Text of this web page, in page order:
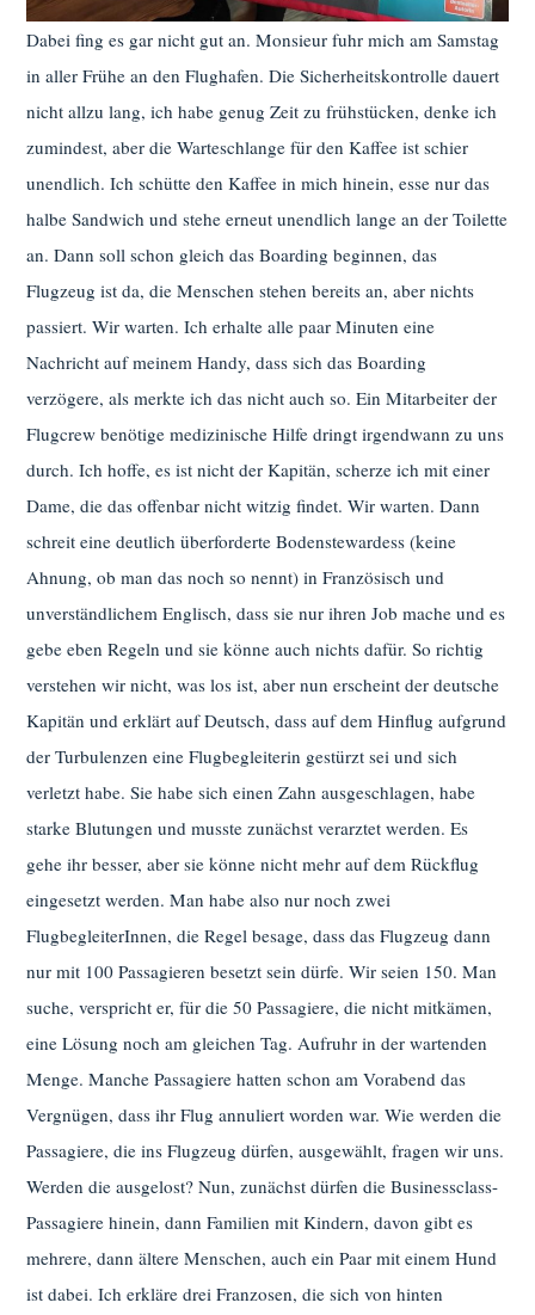
Dabei fing es gar nicht gut an. Monsieur fuhr mich am Samstag
in aller Frühe an den Flughafen. Die Sicherheitskontrolle dauert
nicht allzu lang, ich habe genug Zeit zu frühstücken, denke ich
zumindest, aber die Warteschlange für den Kaffee ist schier
unendlich. Ich schütte den Kaffee in mich hinein, esse nur das
halbe Sandwich und stehe erneut unendlich lange an der Toilette
an. Dann soll schon gleich das Boarding beginnen, das
Flugzeug ist da, die Menschen stehen bereits an, aber nichts
passiert. Wir warten. Ich erhalte alle paar Minuten eine
Nachricht auf meinem Handy, dass sich das Boarding
verzögere, als merkte ich das nicht auch so. Ein Mitarbeiter der
Flugcrew benötige medizinische Hilfe dringt irgendwann zu uns
durch. Ich hoffe, es ist nicht der Kapitän, scherze ich mit einer
Dame, die das offenbar nicht witzig findet. Wir warten. Dann
schreit eine deutlich überforderte Bodenstewardess (keine
Ahnung, ob man das noch so nennt) in Französisch und
unverständlichem Englisch, dass sie nur ihren Job mache und es
gebe eben Regeln und sie könne auch nichts dafür. So richtig
verstehen wir nicht, was los ist, aber nun erscheint der deutsche
Kapitän und erklärt auf Deutsch, dass auf dem Hinflug aufgrund
der Turbulenzen eine Flugbegleiterin gestürzt sei und sich
verletzt habe. Sie habe sich einen Zahn ausgeschlagen, habe
starke Blutungen und musste zunächst verarztet werden. Es
gehe ihr besser, aber sie könne nicht mehr auf dem Rückflug
eingesetzt werden. Man habe also nur noch zwei
FlugbegleiterInnen, die Regel besage, dass das Flugzeug dann
nur mit 100 Passagieren besetzt sein dürfe. Wir seien 150. Man
suche, verspricht er, für die 50 Passagiere, die nicht mitkämen,
eine Lösung noch am gleichen Tag. Aufruhr in der wartenden
Menge. Manche Passagiere hatten schon am Vorabend das
Vergnügen, dass ihr Flug annuliert worden war. Wie werden die
Passagiere, die ins Flugzeug dürfen, ausgewählt, fragen wir uns.
Werden die ausgelost? Nun, zunächst dürfen die Businessclass-
Passagiere hinein, dann Familien mit Kindern, davon gibt es
mehrere, dann ältere Menschen, auch ein Paar mit einem Hund
ist dabei. Ich erkläre drei Franzosen, die sich von hinten